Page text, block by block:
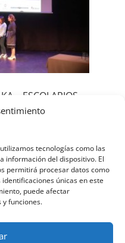
tecnologías como las
información del dispositivo. El
permitirá procesar datos como
únicas en este
puede afectar
funciones.
– ESCOLAPIOS
Logroño , Soria
,
, Tolosa
Sariak reconocieron
diario que
[…]